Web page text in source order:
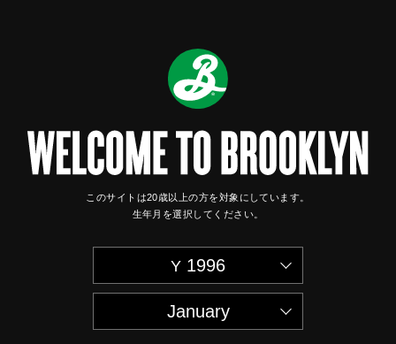
このサイトは20歳以上の方を対象にしています。
生年月を選択してください。
1996
January